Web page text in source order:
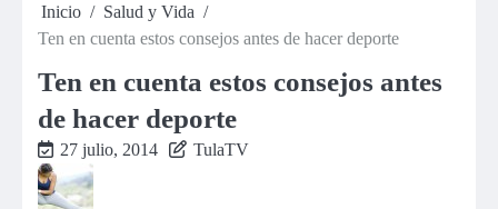
Inicio
Salud y Vida
Ten en cuenta estos consejos antes de hacer deporte
Ten en cuenta estos consejos antes
de hacer deporte
27 julio, 2014 TulaTV